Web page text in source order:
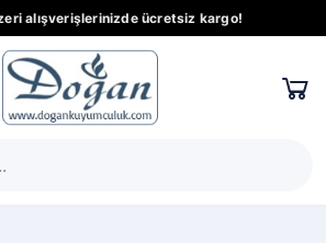
alışverişlerinizde ücretsiz kargo!